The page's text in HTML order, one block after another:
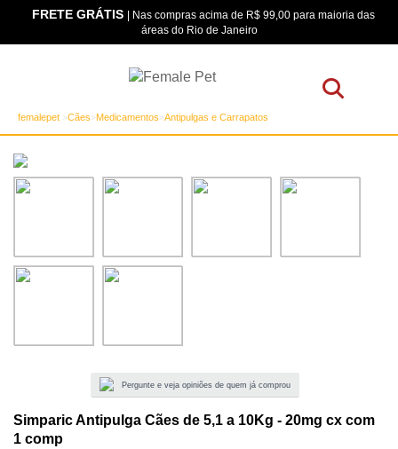
FRETE GRÁTIS | Nas compras acima de R$ 99,00 para maioria das
áreas do Rio de Janeiro
femalepet Cães Medicamentos Antipulgas e Carrapatos
Pergunte e veja opiniões de quem já comprou
Simparic Antipulga Cães de 5,1 a 10Kg - 20mg cx com
1 comp